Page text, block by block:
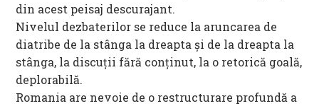
din acest peisaj descurajant.
Nivelul dezbaterilor se reduce la aruncarea de
diatribe de la stânga la dreapta și de la dreapta la
stânga, la discuții fără conținut, la o retorică goală,
deplorabilă.
Romania are nevoie de o restructurare profundă a